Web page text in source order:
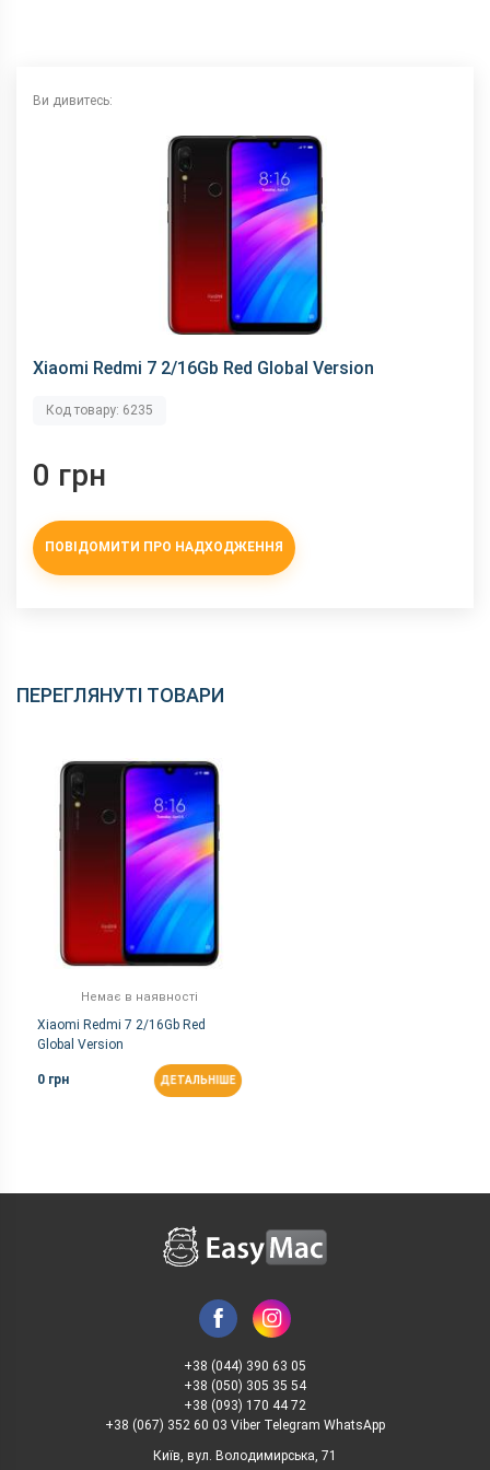
Аудіороз'єм
Характеристики та комплектацію товару виробник може
змінити без повідомлення.
Ви дивитесь:
Xiaomi Redmi 7 2/16Gb Red Global Version
Код товару: 6235
0 грн
ПОВІДОМИТИ ПРО НАДХОДЖЕННЯ
ПЕРЕГЛЯНУТІ ТОВАРИ
Немає в наявності
Xiaomi Redmi 7 2/16Gb Red
Global Version
0 грн ДЕТАЛЬНІШЕ
+38 (044) 390 63 05
+38 (050) 305 35 54
+38 (093) 170 44 72
+38 (067) 352 60 03 Viber Telegram WhatsApp
Київ, вул. Володимирська, 71